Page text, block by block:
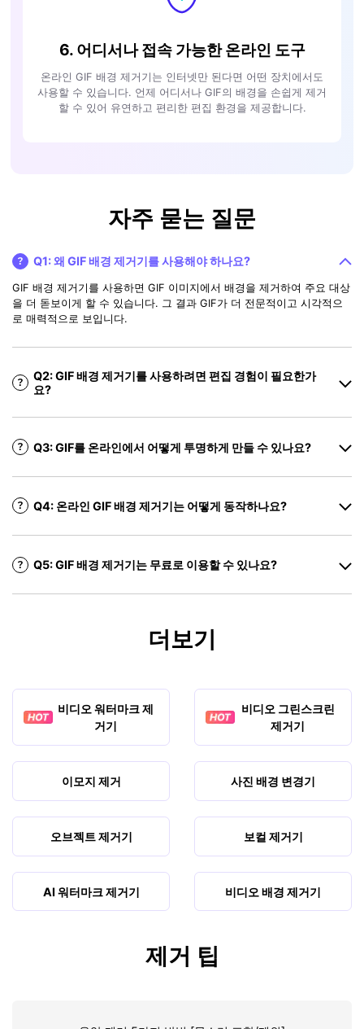
6. 어디서나 접속 가능한 온라인 도구
온라인 GIF 배경 제거기는 인터넷만 된다면 어떤 장치에서도
사용할 수 있습니다. 언제 어디서나 GIF의 배경을 손쉽게 제거
할 수 있어 유연하고 편리한 편집 환경을 제공합니다.
자주 묻는 질문
Q1: 왜 GIF 배경 제거기를 사용해야 하나요?
GIF 배경 제거기를 사용하면 GIF 이미지에서 배경을 제거하여 주요 대상
을 더 돋보이게 할 수 있습니다. 그 결과 GIF가 더 전문적이고 시각적으
로 매력적으로 보입니다.
Q2: GIF 배경 제거기를 사용하려면 편집 경험이 필요한가
요?
Q3: GIF를 온라인에서 어떻게 투명하게 만들 수 있나요?
Q4: 온라인 GIF 배경 제거기는 어떻게 동작하나요?
Q5: GIF 배경 제거기는 무료로 이용할 수 있나요?
더보기
비디오 워터마크 제
거기
비디오 그린스크린
제거기
이모지 제거 사진 배경 변경기
오브젝트 제거기 보컬 제거기
AI 워터마크 제거기 비디오 배경 제거기
제거 팁